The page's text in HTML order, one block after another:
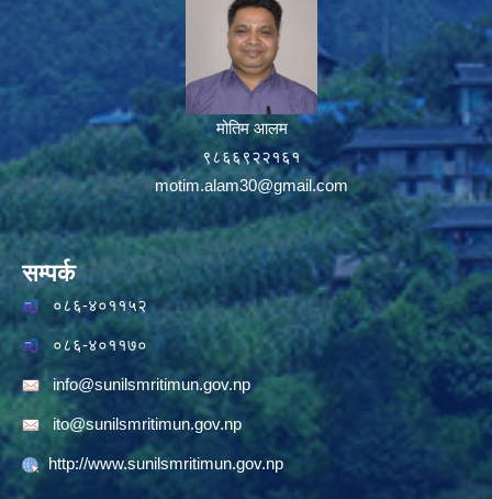
मोतिम आलम
९८६६९२२१६१
motim.alam30@gmail.com
सम्पर्क
०८६-४०११५२
०८६-४०११७०
info@sunilsmritimun.gov.np
ito@sunilsmritimun.gov.np
http://www.sunilsmritimun.gov.np